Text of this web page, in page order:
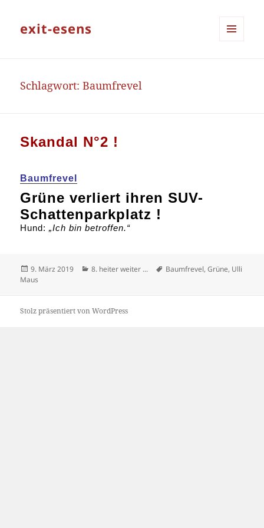
exit-esens
Schlagwort:Baumfrevel
Skandal N°2 !
Baumfrevel
Grüne verliert ihren SUV-
Schattenparkplatz !
Hund:„Ich bin betroffen.“
Veröffentlicht
am
9. März 2019 Kategorien
8. heiter weiter ... Schlagwörter
Baumfrevel,Grüne, Ulli
Maus
Stolz präsentiert von WordPress